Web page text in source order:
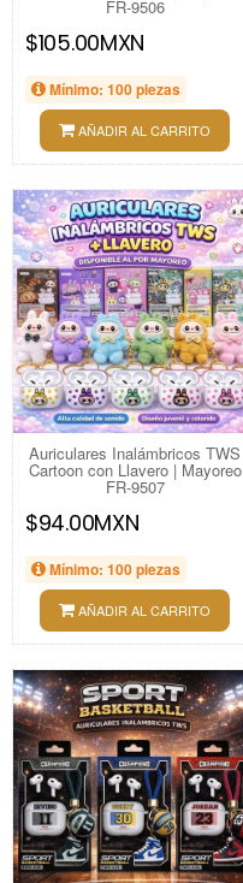
FR-9506
$105.00MXN
Mínimo: 100 piezas
AÑADIR AL CARRITO
Auriculares Inalámbricos TWS
Cartoon con Llavero | Mayoreo
FR-9507
$94.00MXN
Mínimo: 100 piezas
AÑADIR AL CARRITO